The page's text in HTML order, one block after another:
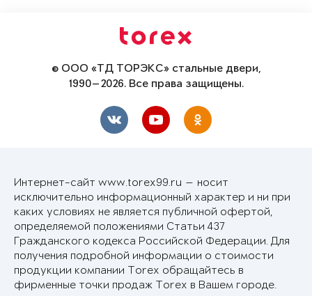
© ООО «ТД ТОРЭКС» стальные двери,
1990—2026. Все права защищены.
Интернет-сайт www.torex99.ru — носит
исключительно информационный характер и ни при
каких условиях не является публичной офертой,
определяемой положениями Статьи 437
Гражданского кодекса Российской Федерации. Для
получения подробной информации о стоимости
продукции компании Torex обращайтесь в
фирменные точки продаж Torex в Вашем городе.